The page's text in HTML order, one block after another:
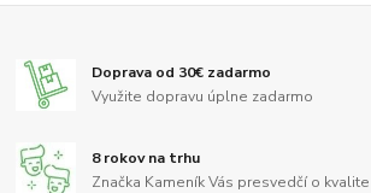
Doprava od 30€ zadarmo
Využite dopravu úplne zadarmo
8 rokov na trhu
Značka Kameník Vás presvedčí o kvalite